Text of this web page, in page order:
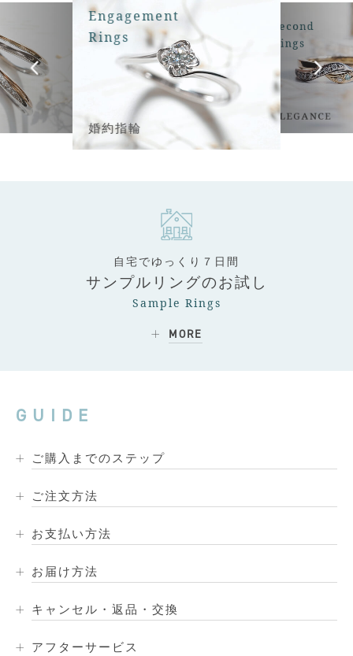
Engagement
Rings
婚約指輪
Second
Rings
ELEGANCE
自宅でゆっくり７日間
サンプルリングのお試し
Sample Rings
MORE
GUIDE
ご購入までのステップ
ご注文方法
お支払い方法
お届け方法
キャンセル・返品・交換
アフターサービス